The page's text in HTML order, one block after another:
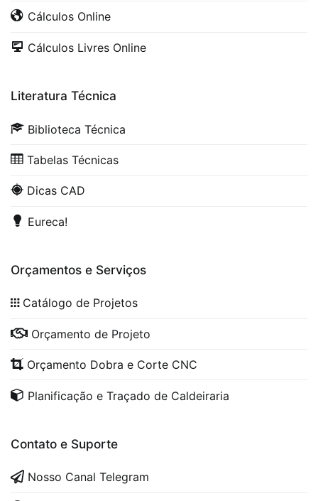
Cálculos Online
Cálculos Livres Online
Literatura Técnica
Biblioteca Técnica
Tabelas Técnicas
Dicas CAD
Eureca!
Orçamentos e Serviços
Catálogo de Projetos
Orçamento de Projeto
Orçamento Dobra e Corte CNC
Planificação e Traçado de Caldeiraria
Contato e Suporte
Nosso Canal Telegram